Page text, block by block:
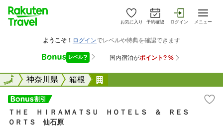
お気に入り 予約確認 ログイン メニュー
全国神奈川県 箱根
全国
ＴＨＥ ＨＩＲＡＭＡＴＳＵ ＨＯＴＥＬＳ ＆ ＲＥＳ
ＯＲＴＳ 仙石原